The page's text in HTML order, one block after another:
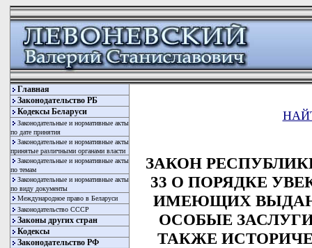
Главная
Законодательство РБ
Кодексы Беларуси
Законодательные и нормативные акты
по дате принятия
Законодательные и нормативные акты
принятые различными органами власти
Законодательные и нормативные акты
по темам
Законодательные и нормативные акты
по виду документы
Международное право в Беларуси
Законодательство СССР
Законы других стран
Кодексы
Законодательство РФ
ЗАКОН
33 О ПОРЯДКЕ
ИМЕЮЩИХ
ОСОБЫЕ
ТАКЖЕ